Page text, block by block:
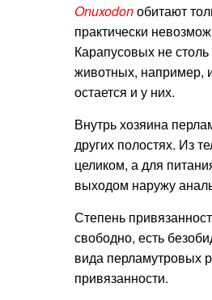
Onuxodonобитают
практически
Карапусовых не
животных, например,
остается и у них.
Внутрь хозяина
других полостях. Из
целиком, а для
выходом наружу
Степень
свободно, есть
вида перламутровых
привязанности.